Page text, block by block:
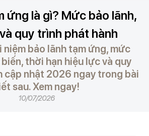
ứng là gì? Mức bảo lãnh,
quy trình phát hành
niệm bảo lãnh tạm ứng, mức
thời hạn hiệu lực và quy
cập nhật 2026 ngay trong bài
sau. Xem ngay!
10/07/2026